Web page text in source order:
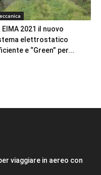
EIMA 2021 il nuovo
elettrostatico
e “Green” per...
viaggiare in aereo con